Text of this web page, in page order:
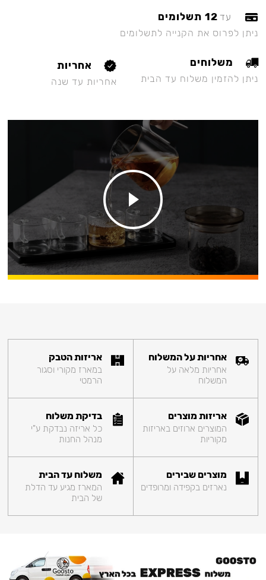
עד 12 תשלומים
ניתן לפרוס את הקנייה לתשלומים
משלוחים
ניתן להזמין משלוח עד הבית
אחריות
אחריות עד שנה
אחריות על המשלוח
אחריות מלאה על
המשלוח
אריזות הטבק
במארז מקורי וסגור
הרמטי
אריזות מוצרים
המוצרים ארוזים באריזות
מקוריות
בדיקת משלוח
כל אריזה נבדקת ע"י
מנהל החנות
מוצרים שבירים
נארזים בקפידה ומרופדים
משלוח עד הבית
המארז מגיע עד הדלת
של הבית